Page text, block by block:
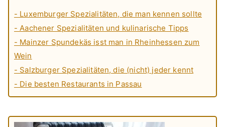
- Luxemburger Spezialitäten, die man kennen sollte
- Aachener Spezialitäten und kulinarische Tipps
- Mainzer Spundekäs isst man in Rheinhessen zum
Wein
- Salzburger Spezialitäten, die (nicht) jeder kennt
- Die besten Restaurants in Passau